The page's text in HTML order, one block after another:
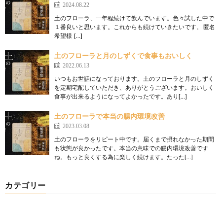
2024.08.22
土のフローラ、一年程続けて飲んでいます。色々試した中で
１番良いと思います。これからも続けていきたいです。 匿名
希望様 […]
土のフローラと月のしずくで食事もおいしく
2022.06.13
いつもお世話になっております。土のフローラと月のしずく
を定期宅配していただき、ありがとうございます。おいしく
食事が出来るようになってよかったです。あり[…]
土のフローラで本当の腸内環境改善
2023.03.08
土のフローラをリピート中です。届くまで摂れなかった期間
も状態が良かったです。本当の意味での腸内環境改善です
ね。もっと良くする為に楽しく続けます。たった[…]
カテゴリー